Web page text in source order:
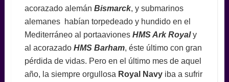
acorazado alemán Bismarck, y submarinos
alemanes habían torpedeado y hundido en el
Mediterráneo al portaaviones HMS Ark Royal y
al acorazado HMS Barham, éste último con gran
pérdida de vidas. Pero en el último mes de aquel
año, la siempre orgullosa Royal Navyiba a sufrir